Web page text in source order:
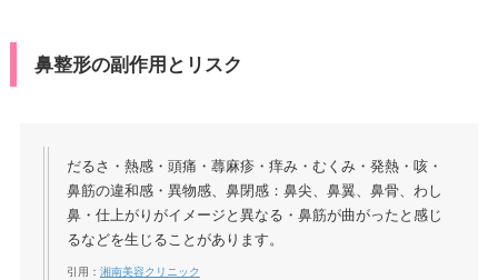
鼻整形の副作用とリスク
だるさ・熱感・頭痛・蕁麻疹・痒み・むくみ・発熱・咳・
鼻筋の違和感・異物感、鼻閉感：鼻尖、鼻翼、鼻骨、わし
鼻・仕上がりがイメージと異なる・鼻筋が曲がったと感じ
るなどを生じることがあります。
引用： 湘南美容クリニック